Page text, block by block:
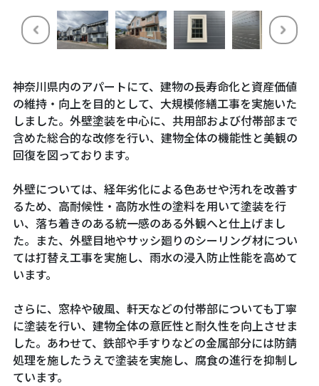
神奈川県内のアパートにて、建物の長寿命化と資産価値
の維持・向上を目的として、大規模修繕工事を実施いた
しました。外壁塗装を中心に、共用部および付帯部まで
含めた総合的な改修を行い、建物全体の機能性と美観の
回復を図っております。
外壁については、経年劣化による色あせや汚れを改善す
るため、高耐候性・高防水性の塗料を用いて塗装を行
い、落ち着きのある統一感のある外観へと仕上げまし
た。また、外壁目地やサッシ廻りのシーリング材につい
ては打替え工事を実施し、雨水の浸入防止性能を高めて
います。
さらに、窓枠や破風、軒天などの付帯部についても丁寧
に塗装を行い、建物全体の意匠性と耐久性を向上させま
した。あわせて、鉄部や手すりなどの金属部分には防錆
処理を施したうえで塗装を実施し、腐食の進行を抑制し
ています。